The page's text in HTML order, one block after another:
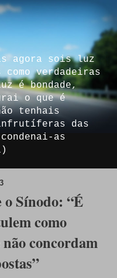
agora sois luz
verdadeiras
é bondade,
o que é
tenhais
das
as
Sínodo: “É
como
concordam